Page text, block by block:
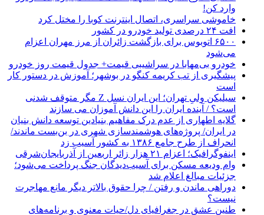
وارد کن!
خاموشی سراسری، اتصال اینترنت کوبا را مختل کرد
افت ۲۴ درصدی تولید خودرو در کشور
۶۵۰۰ اتوبوس برای بازگشت زائران از مرز مهران اعزام
می‌شود
خودرو بی‌مهابا در سراشیبی قیمت+ جدول قیمت روز خودرو
پیشگیری از تب کریمه کنگو در بوشهر؛ آموزش در دستور کار
است
سیلیکن ولیِ تهران؛ این ایران نسل Z مگر متوقف شدنی
است؟ / آینده ایران را این دانش آموزان می سازند
گلایه اطهاری از عدم درک مفاهیم بنیادین توسعه دانش بنیان
در ایران/ پروژه‌های هوشمندسازی شهری در بن‌بست ماندند/
انحراف از طرح جامع ۱۳۸۶ به کشور آسیب زد
اینفوگرافیک؛ اعزام ۲۱ هزار زائر اربعین از آذربایجان‌شرقی
وام ودیعه مسکن برای آسیب‌دیدگان جنگ پرداخت می‌شود؛
جزئیات مبالغ اعلام شد
دوراهی ماندن و رفتن / چرا حقوق بالاتر دیگر مانع مهاجرت
نیست؟
طنین عشق در جغرافیای دل/حیات معنوی و برنامه‌های